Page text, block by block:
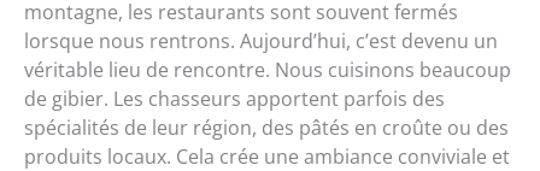
montagne, les restaurants sont souvent fermés
lorsque nous rentrons. Aujourd’hui, c’est devenu un
véritable lieu de rencontre. Nous cuisinons beaucoup
de gibier. Les chasseurs apportent parfois des
spécialités de leur région, des pâtés en croûte ou des
produits locaux. Cela crée une ambiance conviviale et